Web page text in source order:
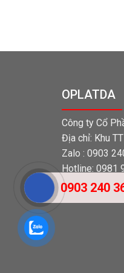
OPLATDA
Công ty Cổ
Địa chỉ: Khu
Zalo : 0903
Hotline: 0981
Email:
0903 240